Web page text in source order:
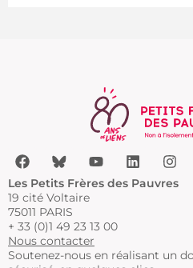
Les Petits Frères des Pauvres
19 cité Voltaire
75011 PARIS
+ 33 (0)1 49 23 13 00
Nous contacter
Soutenez-nous en réalisant un